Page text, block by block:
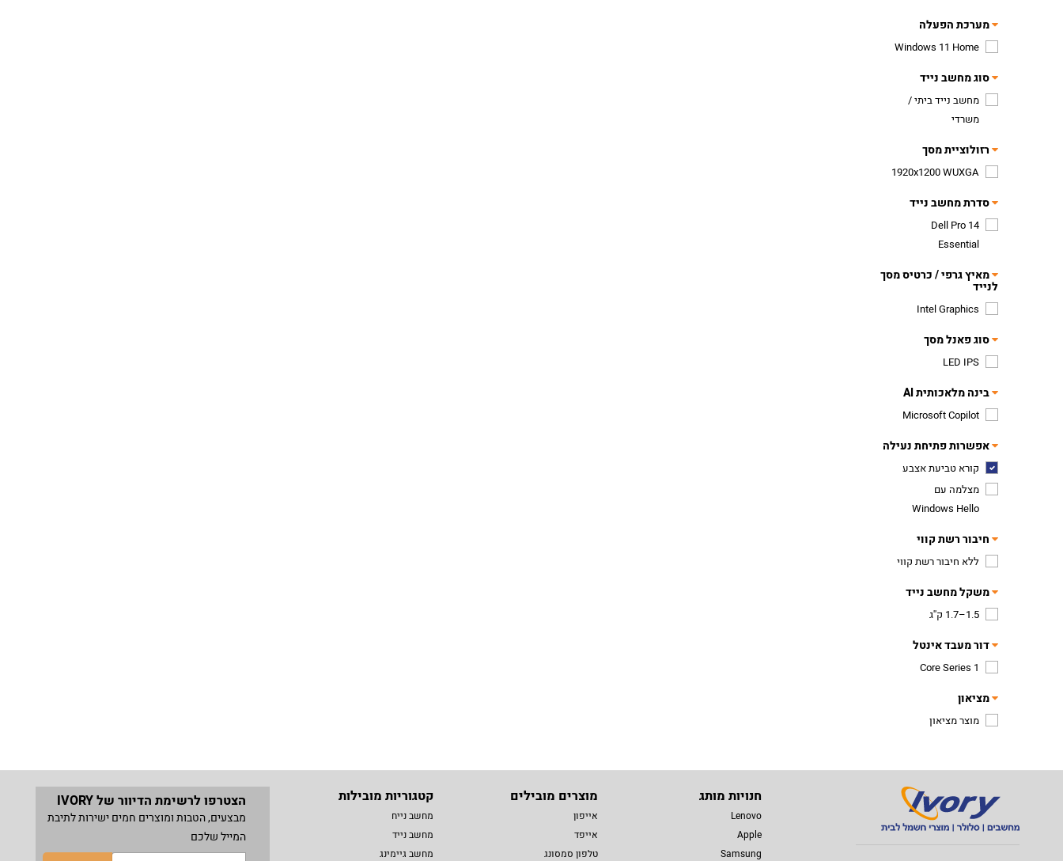
מערכת הפעלה
Windows 11 Home
סוג מחשב נייד
מחשב נייד ביתי /
משרדי
רזולוציית מסך
1920x1200 WUXGA
סדרת מחשב נייד
Dell Pro 14
Essential
מאיץ גרפי / כרטיס מסך
לנייד
Intel Graphics
סוג פאנל מסך
LED IPS
בינה מלאכותית AI
Microsoft Copilot
אפשרות פתיחת נעילה
קורא טביעת אצבע
מצלמה עם
Windows Hello
חיבור רשת קווי
ללא חיבור רשת קווי
משקל מחשב נייד
1.5–1.7 ק''ג
דור מעבד אינטל
Core Series 1
מציאון
מוצר מציאון
חנויות מותג
Lenovo
Apple
Samsung
מוצרים מובילים
אייפון
אייפד
טלפון סמסונג
קטגוריות מובילות
מחשב נייח
מחשב נייד
מחשב גיימינג
הצטרפו לרשימת הדיוור של IVORY
מבצעים, הטבות ומוצרים חמים ישירות לתיבת
המייל שלכם